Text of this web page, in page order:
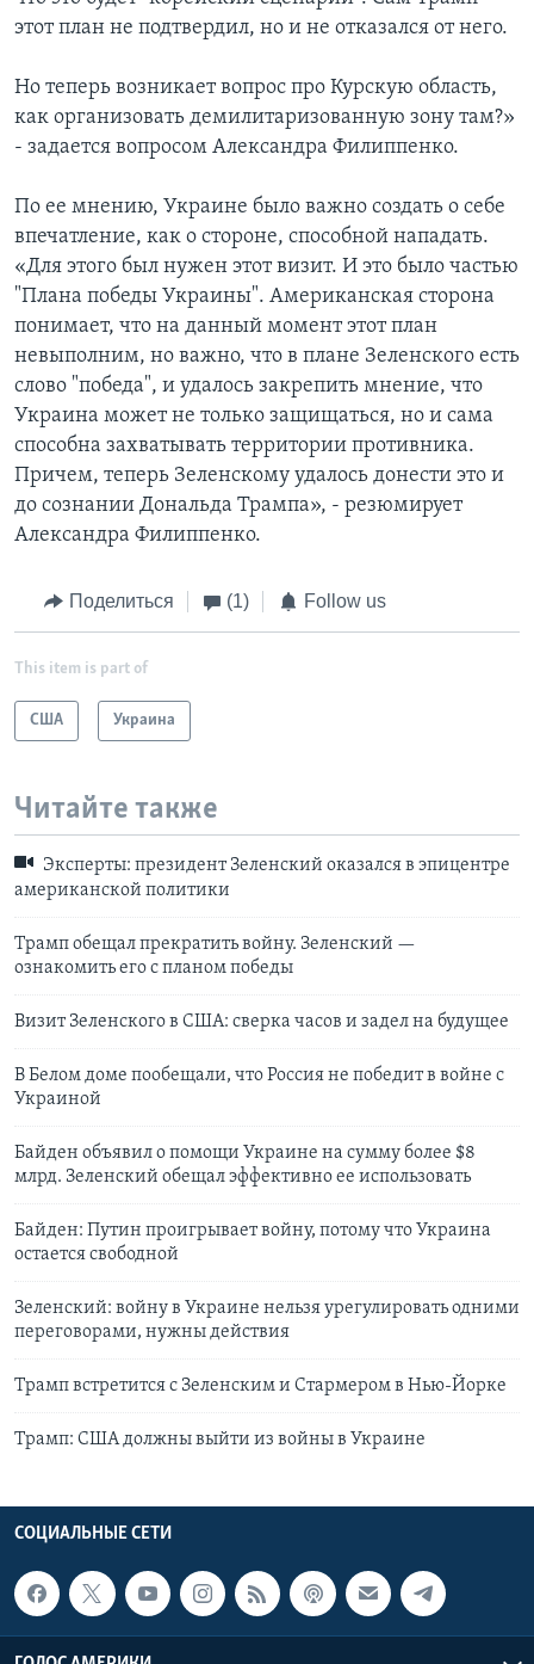
этот план не подтвердил, но и не отказался от него.
Но теперь возникает вопрос про Курскую область,
как организовать демилитаризованную зону там?»
- задается вопросом Александра Филиппенко.
По ее мнению, Украине было важно создать о себе
впечатление, как о стороне, способной нападать.
«Для этого был нужен этот визит. И это было частью
"Плана победы Украины". Американская сторона
понимает, что на данный момент этот план
невыполним, но важно, что в плане Зеленского есть
слово "победа", и удалось закрепить мнение, что
Украина может не только защищаться, но и сама
способна захватывать территории противника.
Причем, теперь Зеленскому удалось донести это и
до сознании Дональда Трампа», - резюмирует
Александра Филиппенко.
Поделиться (1) Follow us
This item is part of
США Украина
Читайте также
Эксперты: президент Зеленский оказался в эпицентре
американской политики
Трамп обещал прекратить войну. Зеленский —
ознакомить его с планом победы
Визит Зеленского в США: сверка часов и задел на будущее
В Белом доме пообещали, что Россия не победит в войне с
Украиной
Байден объявил о помощи Украине на сумму более $8
млрд. Зеленский обещал эффективно ее использовать
Байден: Путин проигрывает войну, потому что Украина
остается свободной
Зеленский: войну в Украине нельзя урегулировать одними
переговорами, нужны действия
Трамп встретится с Зеленским и Стармером в Нью-Йорке
Трамп: США должны выйти из войны в Украине
СОЦИАЛЬНЫЕ СЕТИ